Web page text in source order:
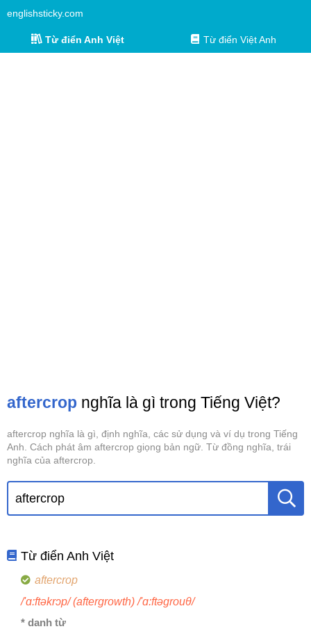
englishsticky.com
Từ điển Anh Việt Từ điển Việt Anh
aftercrop nghĩa là gì trong Tiếng Việt?
aftercrop nghĩa là gì, định nghĩa, các sử dụng và ví dụ trong Tiếng
Anh. Cách phát âm aftercrop giọng bản ngữ. Từ đồng nghĩa, trái
nghĩa của aftercrop.
Từ điển Anh Việt
aftercrop
/'ɑ:ftəkrɔp/ (aftergrowth) /'ɑ:ftəgrouθ/
* danh từ